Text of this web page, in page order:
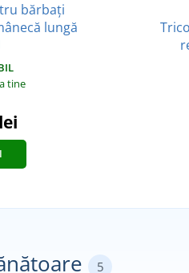
bărbați
lungă
tine
5